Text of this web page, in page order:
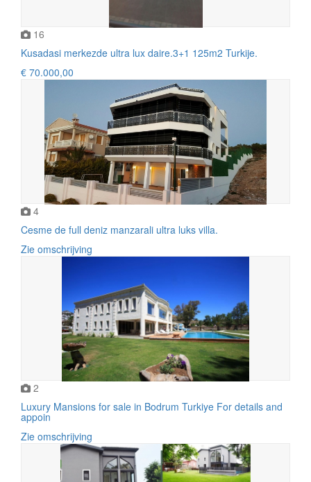
16
Kusadasi merkezde ultra lux daire.3+1 125m2 Turkije.
€ 70.000,00
4
Cesme de full deniz manzarali ultra luks villa.
Zie omschrijving
2
Luxury Mansions for sale in Bodrum Turkiye For details and
appoin
Zie omschrijving